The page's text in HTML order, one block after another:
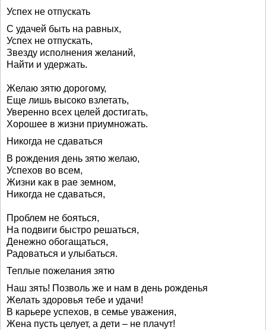
Успех не отпускать
С удачей быть на равных,
Успех не отпускать,
Звезду исполнения желаний,
Найти и удержать.
Желаю зятю дорогому,
Еще лишь высоко взлетать,
Уверенно всех целей достигать,
Хорошее в жизни приумножать.
Никогда не сдаваться
В рождения день зятю желаю,
Успехов во всем,
Жизни как в рае земном,
Никогда не сдаваться,
Проблем не бояться,
На подвиги быстро решаться,
Денежно обогащаться,
Радоваться и улыбаться.
Теплые пожелания зятю
Наш зять! Позволь же и нам в день рожденья
Желать здоровья тебе и удачи!
В карьере успехов, в семье уважения,
Жена пусть целует, а дети – не плачут!